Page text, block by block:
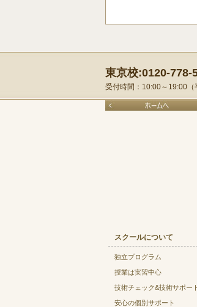
東京校:0120-778-
受付時間：10:00～19:00
スクールについて
独立プログラム
授業は実習中心
技術チェック&技術サポー
安心の個別サポート